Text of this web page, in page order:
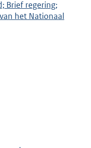
Brief regering;
het Nationaal